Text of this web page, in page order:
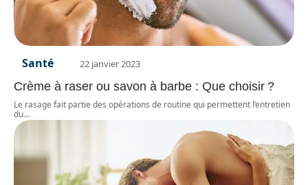
Santé 22 janvier 2023
Crème à raser ou savon à barbe : Que choisir ?
Le rasage fait partie des opérations de routine qui permettent l’entretien
du…